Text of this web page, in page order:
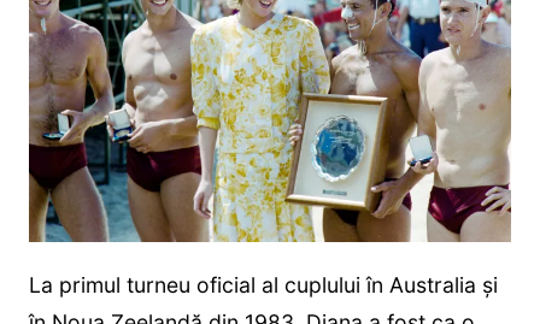
La primul turneu oficial al cuplului în Australia și